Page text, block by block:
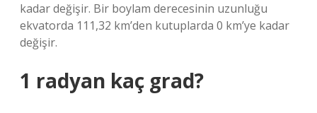
kadar değişir. Bir boylam derecesinin uzunluğu
ekvatorda 111,32 km’den kutuplarda 0 km’ye kadar
değişir.
1 radyan kaç grad?